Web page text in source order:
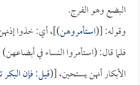
البضع وهو الفرج.
وقوله: [(استأمروهن)]، أي: خذوا
فلما قال: (استأمروا النساء في
الأبكار أنهن يستحين، [(قيل: فإن